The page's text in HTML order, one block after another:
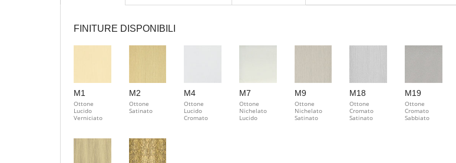
FINITURE DISPONIBILI
M1
Ottone
Lucido
Verniciato
M2
Ottone
Satinato
M4
Ottone
Lucido
Cromato
M7
Ottone
Nichelato
Lucido
M9
Ottone
Nichelato
Satinato
M18
Ottone
Cromato
Satinato
M19
Ottone
Cromato
Sabbiato